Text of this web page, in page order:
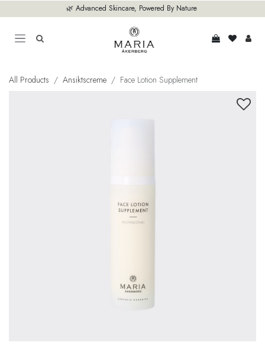
🌿 Advanced Skincare, Powered By Nature
All Products Ansiktscreme Face Lotion Supplement